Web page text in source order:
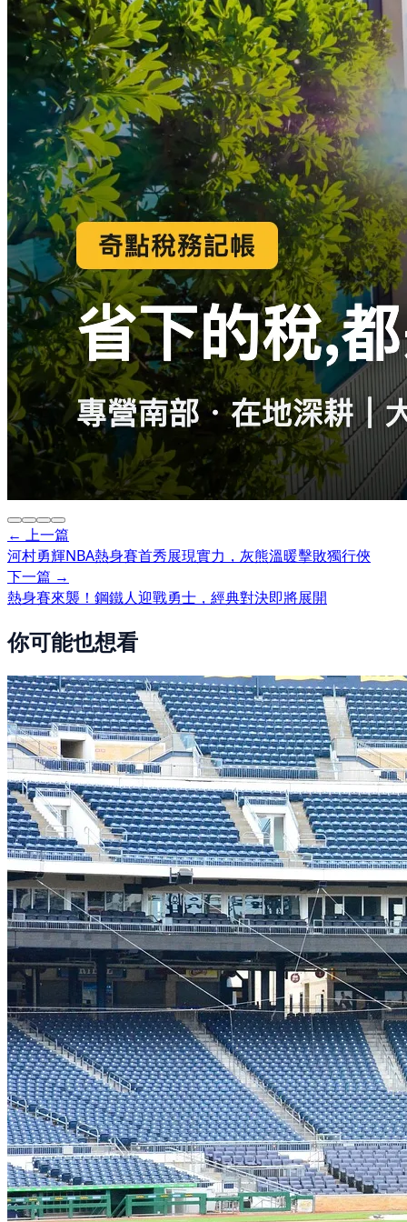
← 上一篇
河村勇輝NBA熱身賽首秀展現實力，灰熊溫暖擊敗獨行俠
下一篇 →
熱身賽來襲！鋼鐵人迎戰勇士，經典對決即將展開
你可能也想看